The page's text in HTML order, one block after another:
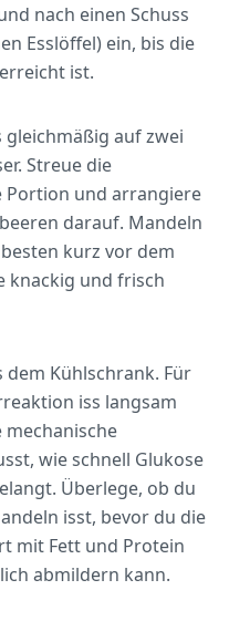
nach einen Schuss
Esslöffel) ein, bis die
ist.
auf zwei
Streue die
Portion und arrangiere
darauf. Mandeln
kurz vor dem
knackig und frisch
Kühlschrank. Für
iss langsam
wie schnell Glukose
Überlege, ob du
isst, bevor du die
mit Fett und Protein
abmildern kann.